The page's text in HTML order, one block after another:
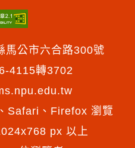
馬公市六合路300號
4115轉3702
Safari、Firefox 瀏覽
px 以上